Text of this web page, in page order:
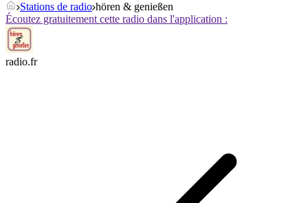
Stations de radio hören & genießen
Écoutez gratuitement cette radio dans l'application :
radio.fr